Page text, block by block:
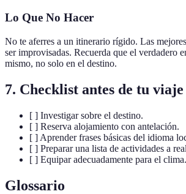
Lo Que No Hacer
No te aferres a un itinerario rígido. Las
ser improvisadas. Recuerda que el verdadero
mismo, no solo en el destino.
7. Checklist antes de tu viaje
[ ] Investigar sobre el destino.
[ ] Reserva alojamiento con antelación.
[ ] Aprender frases básicas del idioma
[ ] Preparar una lista de actividades a
[ ] Equipar adecuadamente para el clima.
Glossario